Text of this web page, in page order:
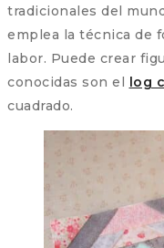
tradicionales del
emplea la técnica de
labor. Puede crear
conocidas son el
log
cuadrado.